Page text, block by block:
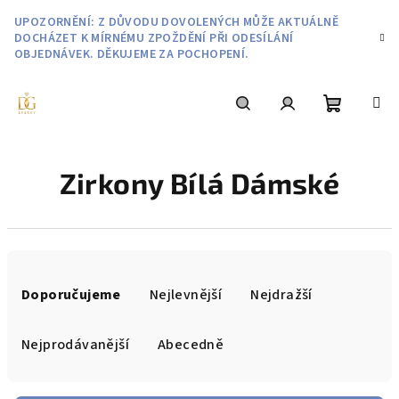
obsah
UPOZORNĚNÍ: Z DŮVODU DOVOLENÝCH MŮŽE AKTUÁLNĚ
DOCHÁZET K MÍRNÉMU ZPOŽDĚNÍ PŘI ODESÍLÁNÍ
OBJEDNÁVEK. DĚKUJEME ZA POCHOPENÍ.
košík
Zirkony Bílá Dámské
Doporučujeme Nejlevnější Nejdražší
Nejprodávanější Abecedně